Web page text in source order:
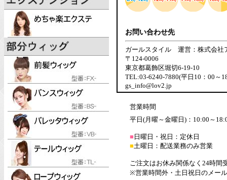
お問い合わせ先
ガールスタイル 運営：株式会社
〒124-0006
東京都葛飾区堀切6-19-10
TEL:03-6240-7880(平日10：00～
gs_info@lov2.jp
営業時間
平日(月曜～金曜日)：10:00～
■ 日曜日・祝日：定休日
■土曜日：配送業務のみ営業
ご注文はお休み関係なく24時間
※営業時間外・土日祝日のメー